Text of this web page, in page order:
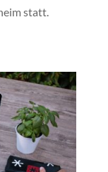
statt.